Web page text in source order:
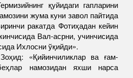
қуйидаги гапларини
жума куни завол пайтида
ракатда Фотиҳадан кейин
Вал-асрни, учинчисида
Ихлосни ўқийди».
«Қийинчиликлар ва ғам-
намозидан яхши нарса